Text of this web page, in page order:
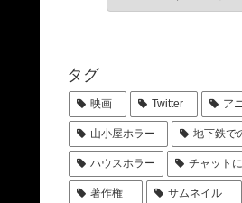
タグ
映画 Twitter ア
山小屋ホラー 地下鉄で
ハウスホラー チャット
著作権 サムネイル